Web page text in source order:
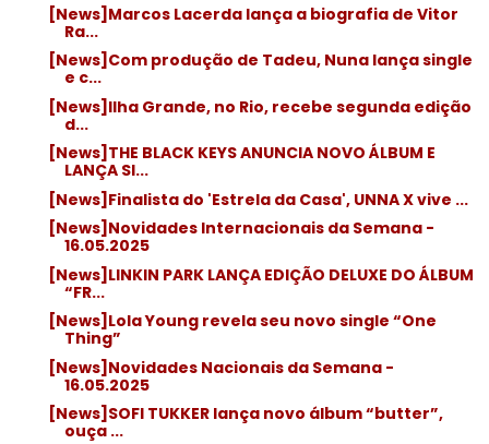
[News]Marcos Lacerda lança a biografia de Vitor
Ra...
[News]Com produção de Tadeu, Nuna lança single
e c...
[News]Ilha Grande, no Rio, recebe segunda edição
d...
[News]THE BLACK KEYS ANUNCIA NOVO ÁLBUM E
LANÇA SI...
[News]Finalista do 'Estrela da Casa', UNNA X vive ...
[News]Novidades Internacionais da Semana -
16.05.2025
[News]LINKIN PARK LANÇA EDIÇÃO DELUXE DO ÁLBUM
“FR...
[News]Lola Young revela seu novo single “One
Thing”
[News]Novidades Nacionais da Semana -
16.05.2025
[News]SOFI TUKKER lança novo álbum “butter”,
ouça ...